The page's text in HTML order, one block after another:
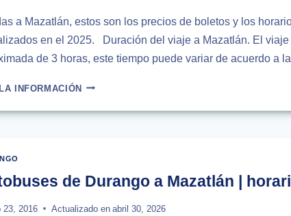
a Mazatlán, estos son los precios de boletos y los
en el 2025. Duración del viaje a Mazatlán. El
de 3 horas, este tiempo puede variar de acuerdo a
INFORMACIÓNHORARIOS
AUTOBUSES
de Durango a Mazatlán |
23, 2016 Actualizado en abril 30, 2026